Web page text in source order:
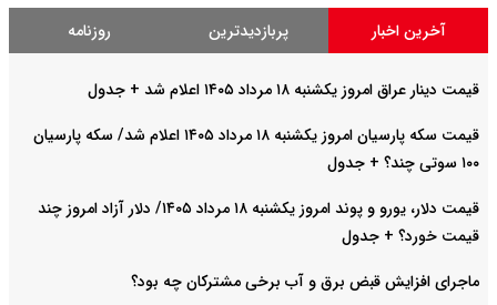
آخرین اخبار پربازدیدترین روزنامه
قیمت دینار عراق امروز یکشنبه ۱۸ مرداد ۱۴۰۵ اعلام شد + جدول
قیمت سکه پارسیان امروز یکشنبه ۱۸ مرداد ۱۴۰۵ اعلام شد/ سکه پارسیان
۱۰۰ سوتی چند؟ + جدول
قیمت دلار، یورو و پوند امروز یکشنبه ۱۸ مرداد ۱۴۰۵/ دلار آزاد امروز چند
قیمت خورد؟ + جدول
ماجرای افزایش قبض برق و آب برخی مشترکان چه بود؟